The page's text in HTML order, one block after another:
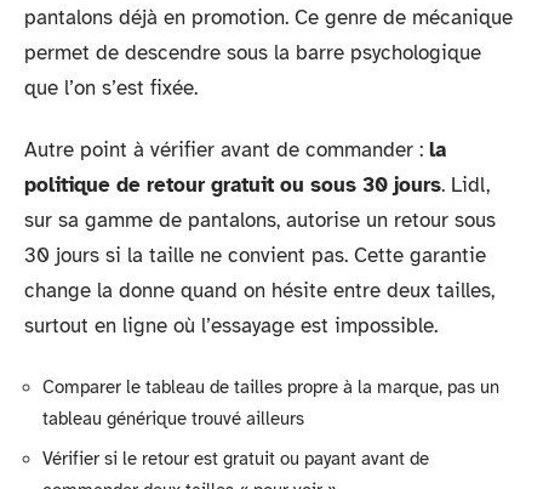
pantalons déjà en promotion. Ce genre de mécanique
permet de descendre sous la barre psychologique
que l’on s’est fixée.
Autre point à vérifier avant de commander : la
politique de retour gratuit ou sous 30 jours. Lidl,
sur sa gamme de pantalons, autorise un retour sous
30 jours si la taille ne convient pas. Cette garantie
change la donne quand on hésite entre deux tailles,
surtout en ligne où l’essayage est impossible.
Comparer le tableau de tailles propre à la marque, pas un
tableau générique trouvé ailleurs
Vérifier si le retour est gratuit ou payant avant de